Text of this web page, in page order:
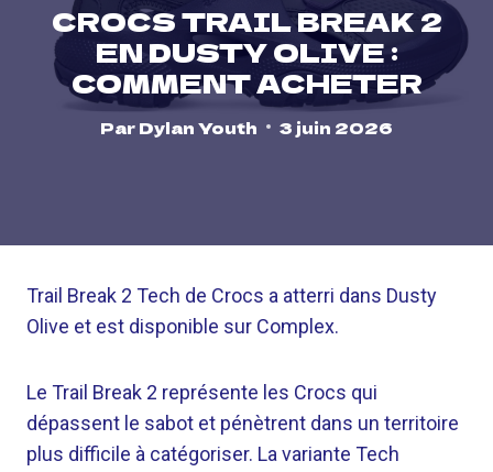
CROCS TRAIL BREAK 2
EN DUSTY OLIVE :
COMMENT ACHETER
ParDylan Youth 3 juin 2026
Trail Break 2 Tech de Crocs a atterri dans Dusty
Olive et est disponible sur Complex.
Le Trail Break 2 représente les Crocs qui
dépassent le sabot et pénètrent dans un territoire
plus difficile à catégoriser. La variante Tech